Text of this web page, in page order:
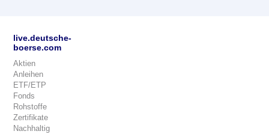
live.deutsche-
boerse.com
Aktien
Anleihen
ETF/ETP
Fonds
Rohstoffe
Zertifikate
Nachhaltig